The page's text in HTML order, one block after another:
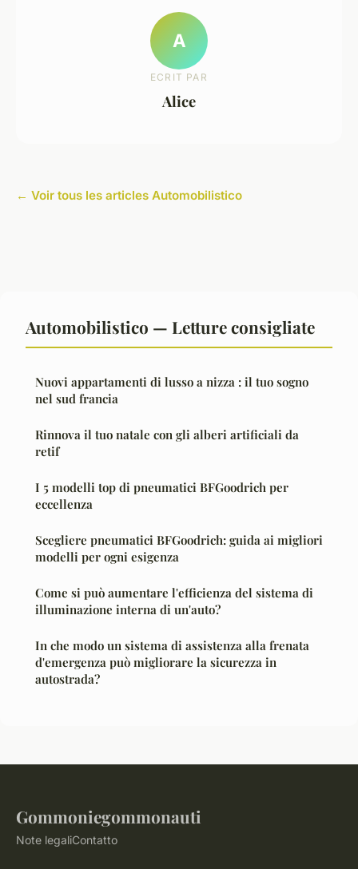
A
ECRIT PAR
Alice
← Voir tous les articles Automobilistico
Automobilistico — Letture consigliate
Nuovi appartamenti di lusso a nizza : il tuo sogno
nel sud francia
Rinnova il tuo natale con gli alberi artificiali da
retif
I 5 modelli top di pneumatici BFGoodrich per
eccellenza
Scegliere pneumatici BFGoodrich: guida ai migliori
modelli per ogni esigenza
Come si può aumentare l'efficienza del sistema di
illuminazione interna di un'auto?
In che modo un sistema di assistenza alla frenata
d'emergenza può migliorare la sicurezza in
autostrada?
Gommoniegommonauti
Note legaliContatto